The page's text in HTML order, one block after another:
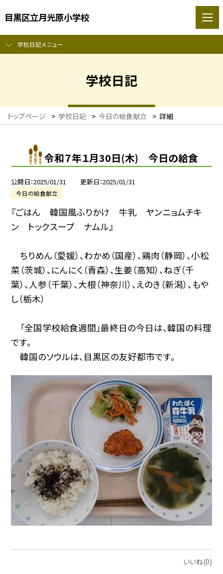
目黒区立月光原小学校
学校日記メニュー
学校日記
トップページ > 学校日記 > 今日の給食献立 > 詳細
令和７年１月30日(木) 今日の給食
公開日 2025/01/31 更新日 2025/01/31
今日の給食献立
『ごはん 韓国風ふりかけ 牛乳 ヤンニョムチキ
ン トックスープ ナムル』
ちりめん（愛媛）、わかめ（国産）、鶏肉（静岡）、小松
菜（茨城）、にんにく（青森）、生姜（高知）、ねぎ（千
葉）、人参（千葉）、大根（神奈川）、えのき（新潟）、もや
し（栃木）
「全国学校給食週間」最終日の今日は、韓国の料理
です。
韓国のソウルは、目黒区の友好都市です。
いいね(0)